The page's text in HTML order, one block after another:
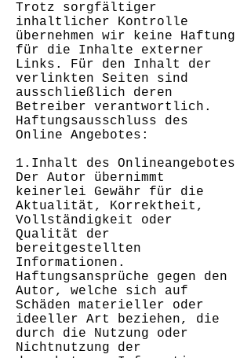
Trotz sorgfältiger
inhaltlicher Kontrolle
übernehmen wir keine Haftung
für die Inhalte externer
Links. Für den Inhalt der
verlinkten Seiten sind
ausschließlich deren
Betreiber verantwortlich.
Haftungsausschluss des
Online Angebotes:
1.Inhalt des Onlineangebotes
Der Autor übernimmt
keinerlei Gewähr für die
Aktualität, Korrektheit,
Vollständigkeit oder
Qualität der
bereitgestellten
Informationen.
Haftungsansprüche gegen den
Autor, welche sich auf
Schäden materieller oder
ideeller Art beziehen, die
durch die Nutzung oder
Nichtnutzung der